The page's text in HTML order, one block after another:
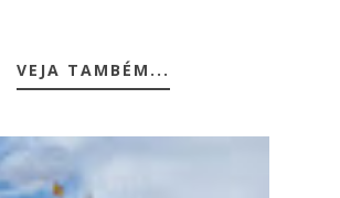
VEJA TAMBÉM...